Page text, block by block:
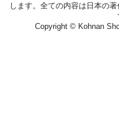
します。全ての内容は日本の
Copyright © Kohnan